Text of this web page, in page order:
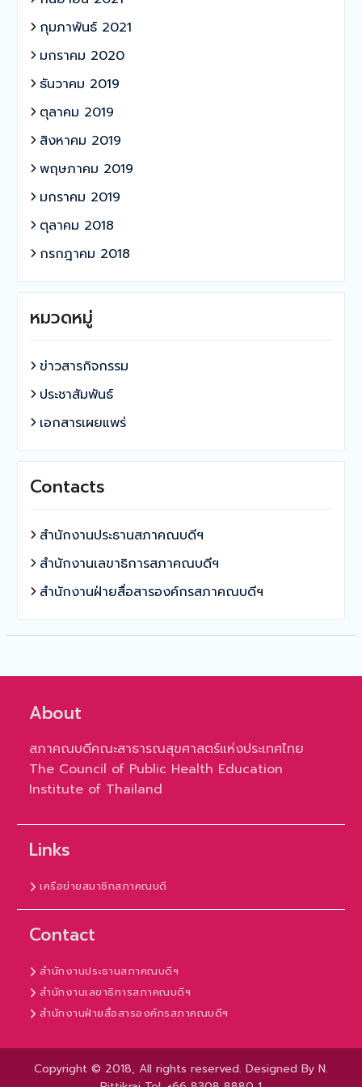
กุมภาพันธ์ 2021
มกราคม 2020
ธันวาคม 2019
ตุลาคม 2019
สิงหาคม 2019
พฤษภาคม 2019
มกราคม 2019
ตุลาคม 2018
กรกฎาคม 2018
หมวดหมู่
ข่าวสารกิจกรรม
ประชาสัมพันธ์
เอกสารเผยแพร่
Contacts
สำนักงานประธานสภาคณบดีฯ
สำนักงานเลขาธิการสภาคณบดีฯ
สำนักงานฝ่ายสื่อสารองค์กรสภาคณบดีฯ
About
สภาคณบดีคณะสาธารณสุขศาสตร์แห่งประเทศไทย
The Council of Public Health Education
Institute of Thailand
Links
เครือข่ายสมาชิกสภาคณบดี
Contact
สำนักงานประธานสภาคณบดีฯ
สำนักงานเลขาธิการสภาคณบดีฯ
สำนักงานฝ่ายสื่อสารองค์กรสภาคณบดีฯ
Copyright © 2018, All rights reserved. Designed By N.